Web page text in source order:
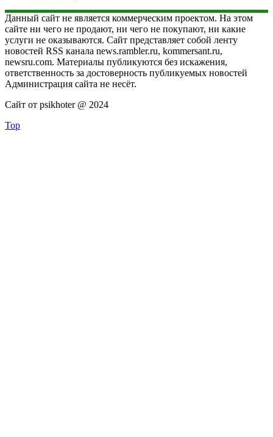
Данный сайт не является коммерческим проектом. На этом
сайте ни чего не продают, ни чего не покупают, ни какие
услуги не оказываются. Сайт представляет собой ленту
новостей RSS канала news.rambler.ru, kommersant.ru,
newsru.com. Материалы публикуются без искажения,
ответственность за достоверность публикуемых новостей
Администрация сайта не несёт.
Сайт от psikhoter @ 2024
Top